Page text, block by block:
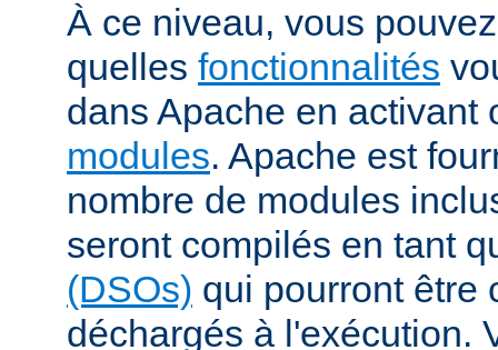
À ce niveau, vous
quelles fonctionnalités
dans Apache en activant
modules. Apache est
nombre de modules
seront compilés en tant
(DSOs) qui pourront être
déchargés à l'exécution.